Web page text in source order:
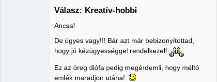
Válasz: Kreatív-hobbi
Ancsa!
De ügyes vagy!!! Bár azt már bebizonyítottad,
hogy jó kézügyességgel rendelkezel!
Ez az öreg diófa pedig megérdemli, hogy méltó
emlék maradjon utána!